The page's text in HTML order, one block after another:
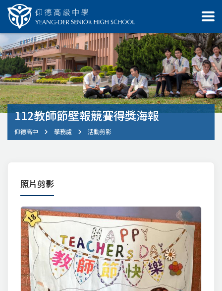
112教師節壁報競賽得獎海報
仰德高中 學務處 活動剪影
照片剪影